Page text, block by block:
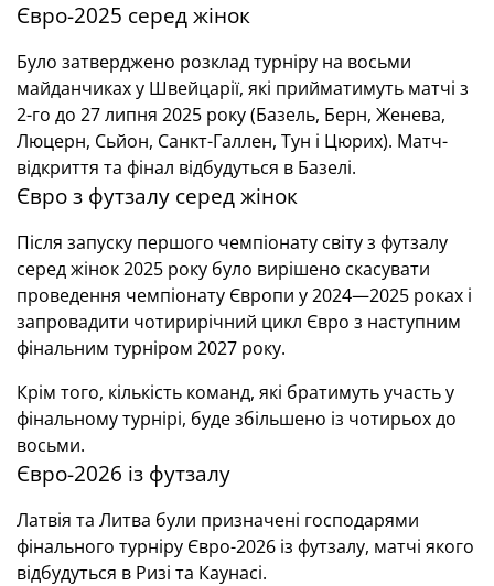
Євро-2025 серед жінок
Було затверджено розклад турніру на восьми
майданчиках у Швейцарії, які прийматимуть матчі з
2-го до 27 липня 2025 року (Базель, Берн, Женева,
Люцерн, Сьйон, Санкт-Галлен, Тун і Цюрих). Матч-
відкриття та фінал відбудуться в Базелі.
Євро з футзалу серед жінок
Після запуску першого чемпіонату світу з футзалу
серед жінок 2025 року було вирішено скасувати
проведення чемпіонату Європи у 2024—2025 роках і
запровадити чотирирічний цикл Євро з наступним
фінальним турніром 2027 року.
Крім того, кількість команд, які братимуть участь у
фінальному турнірі, буде збільшено із чотирьох до
восьми.
Євро-2026 із футзалу
Латвія та Литва були призначені господарями
фінального турніру Євро-2026 із футзалу, матчі якого
відбудуться в Ризі та Каунасі.